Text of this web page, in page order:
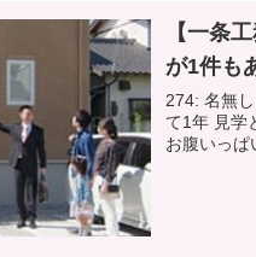
【一条
が1件も
274: 名無しさん＠お
て1年 見学とかの申し込み相談が1件もありません 275: 名無しさん＠